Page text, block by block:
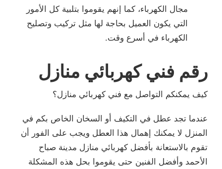
مجال الكهرباء، كما إنهم يقوموا بتلبية كل الأمور
التي يكون العميل بحاجة لها مثل تركيب وتصليح
الكهرباء في أسرع وقت.
رقم فني كهربائي منازل
كيف يمكنكم التواصل مع فني كهربائي منازل؟
عندما تجد عطل في التكيف أو السخان الخاص بكم في
المنزل لا يمكنك إهمال هذا العطل ويجب على الفور أن
تقوم بالاستعانة بأفضل كهربائي منازل مدينة صباح
الأحمد وأفضل الفنين حتى يقوموا بحل هذه المشكلة